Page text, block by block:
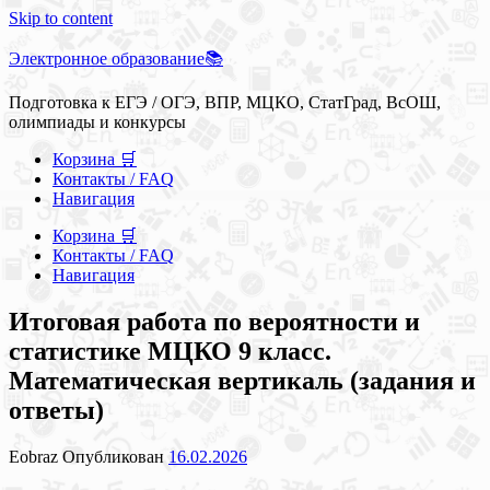
Skip to content
Электронное образование📚
Подготовка к ЕГЭ / ОГЭ, ВПР, МЦКО, СтатГрад, ВсОШ,
олимпиады и конкурсы
Корзина 🛒
Контакты / FAQ
Навигация
Корзина 🛒
Контакты / FAQ
Навигация
Итоговая работа по вероятности и
статистике МЦКО 9 класс.
Математическая вертикаль (задания и
ответы)
Eobraz Опубликован 16.02.2026